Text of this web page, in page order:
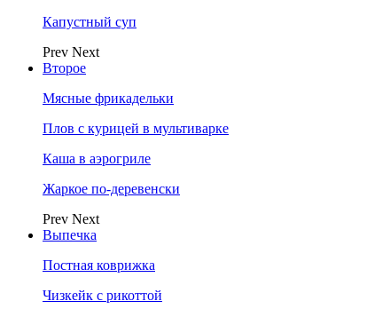
Капустный суп
Prev Next
Второе
Мясные фрикадельки
Плов с курицей в мультиварке
Каша в аэрогриле
Жаркое по-деревенски
Prev Next
Выпечка
Постная коврижка
Чизкейк с рикоттой